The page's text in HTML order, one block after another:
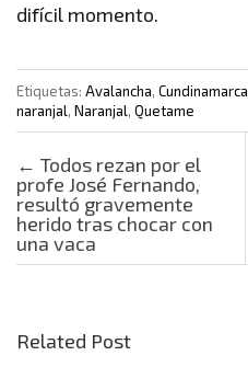
difícil momento.
Etiquetas: Avalancha, Cundinamarca
naranjal, Naranjal, Quetame
Post navigation
← Todos rezan por el
profe José Fernando,
resultó gravemente
herido tras chocar con
una vaca
Related Post